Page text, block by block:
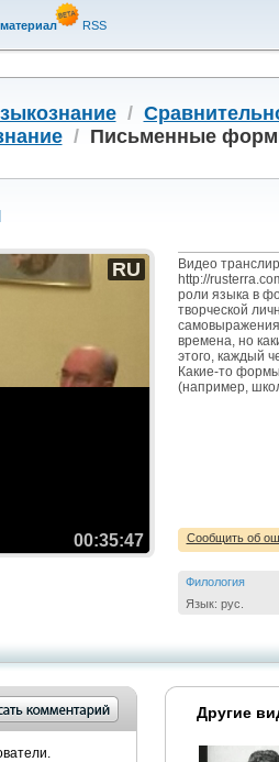
RSS
/
/ Письменные
RU
00:35:47
Видео
http://
роли языка в
творческой
времена, но
этого, каждый
Какие-то
(например,
Сообщить об
Филология
Язык: рус.
Другие